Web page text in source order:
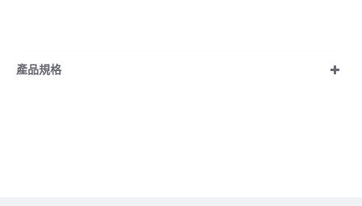
產品規格